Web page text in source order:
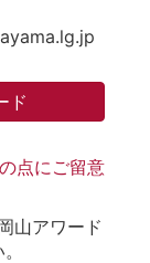
ド
点にご留意
山アワード